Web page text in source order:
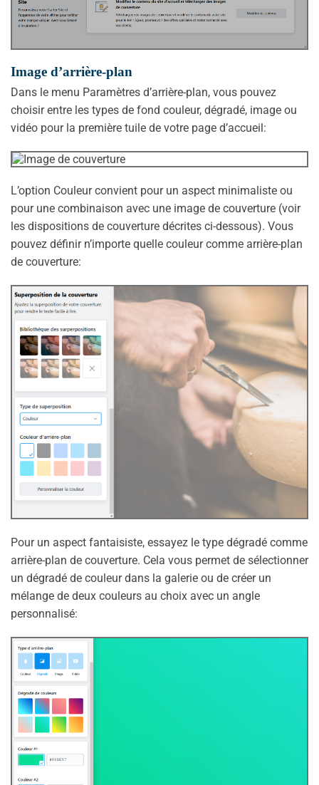
Image d’arrière-plan
Dans le menu Paramètres d’arrière-plan, vous pouvez
choisir entre les types de fond couleur, dégradé, image ou
vidéo pour la première tuile de votre page d’accueil:
L’option Couleur convient pour un aspect minimaliste ou
pour une combinaison avec une image de couverture (voir
les dispositions de couverture décrites ci-dessous). Vous
pouvez définir n’importe quelle couleur comme arrière-plan
de couverture:
Pour un aspect fantaisiste, essayez le type dégradé comme
arrière-plan de couverture. Cela vous permet de sélectionner
un dégradé de couleur dans la galerie ou de créer un
mélange de deux couleurs au choix avec un angle
personnalisé: